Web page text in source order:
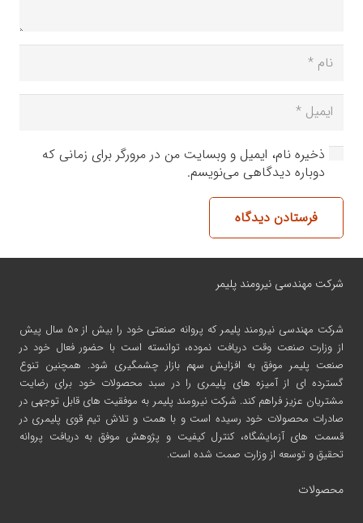
ذخیره نام، ایمیل و وبسایت من در مرورگر برای زمانی که
دوباره دیدگاهی می‌نویسم.
فرستادن دیدگاه
شرکت مهندسی نیرومند پلیمر
شرکت مهندسی نیرومند پلیمر
که پروانه صنعتی خود را بیش از ۵۰ سال پیش
از وزارت صنعت وقت دریافت نموده، توانسته است با حضور فعال خود در
صنعت پلیمر موفق به افزایش سهم بازار چشمگیری شود. همچنین تنوع
گسترده ای از آمیزه های پلیمری را در سبد محصولات خود برای رضایت
مشتریان عزیز فراهم کند. شرکت نیرومند پلیمر به موفقیت های قابل توجهی در
صادرات محصولات خود رسیده است و با همت و تلاش تیم قوی پلیمری در
قسمت های آزمایشگاه، کنترل کیفیت و پژوهش موفق به دریافت پروانه
تحقیق و توسعه از وزارت صمت شده است.
محصولات